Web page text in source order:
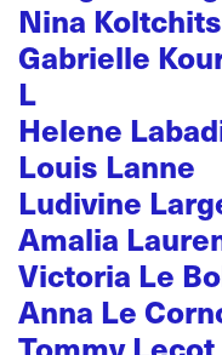
Nina
Gabrielle
L
Helene
Louis Lanne
Ludivine
Amalia
Victoria Le
Anna Le